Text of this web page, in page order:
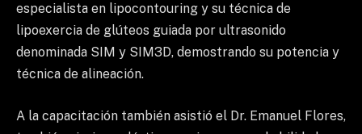
especialista en lipocontouring y su técnica de
lipoexercia de glúteos guiada por ultrasonido
denominada SIM y SIM3D, demostrando su potencia y
técnica de alineación.
A la capacitación también asistió el Dr. Emanuel Flores,